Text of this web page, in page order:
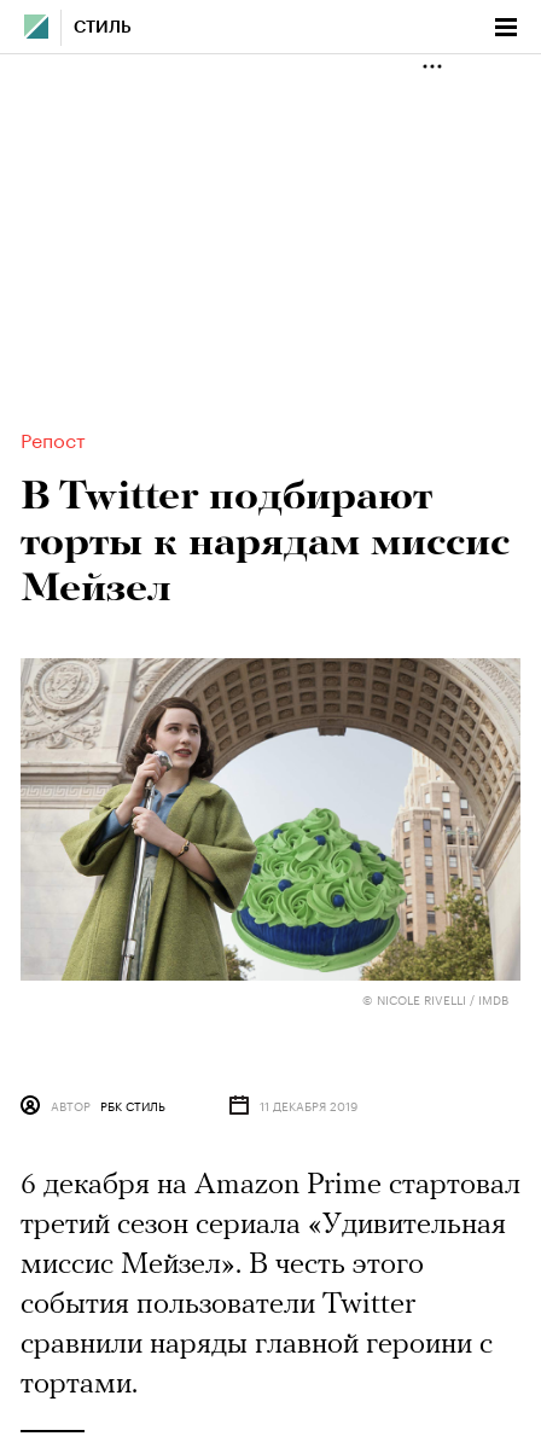
СТИЛЬ
Репост
В Twitter подбирают
торты к нарядам миссис
Мейзел
© NICOLE RIVELLI / IMDB
АВТОР РБК СТИЛЬ 11 ДЕКАБРЯ 2019
6 декабря на Amazon Prime стартовал
третий сезон сериала «Удивительная
миссис Мейзел». В честь этого
события пользователи Twitter
сравнили наряды главной героини с
тортами.